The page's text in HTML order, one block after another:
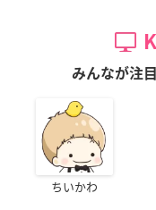
みんなが注
ちいかわ